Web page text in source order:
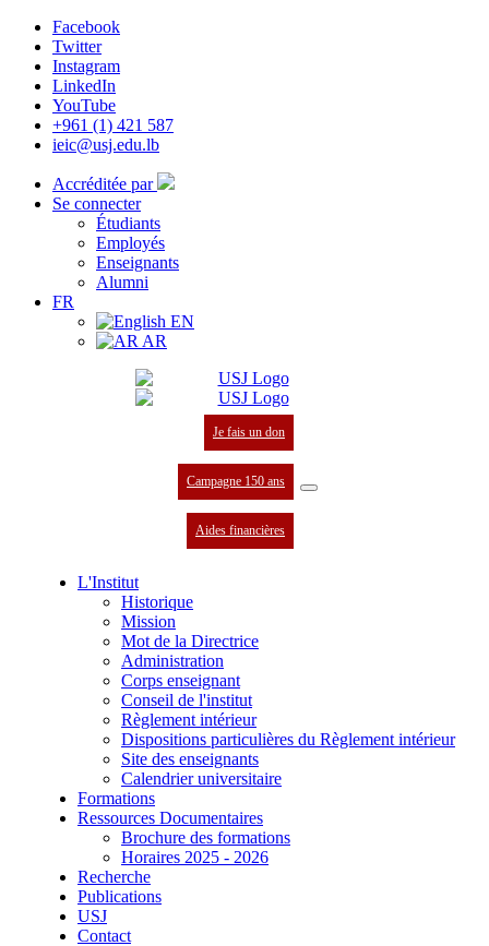
Facebook
Twitter
Instagram
LinkedIn
YouTube
+961 (1) 421 587
ieic@usj.edu.lb
Accréditée par
Se connecter
Étudiants
Employés
Enseignants
Alumni
FR
EN
AR
Je fais un don
Campagne 150 ans
Aides financières
L'Institut
Historique
Mission
Mot de la Directrice
Administration
Corps enseignant
Conseil de l'institut
Règlement intérieur
Dispositions particulières du Règlement intérieur
Site des enseignants
Calendrier universitaire
Formations
Ressources Documentaires
Brochure des formations
Horaires 2025 - 2026
Recherche
Publications
USJ
Contact